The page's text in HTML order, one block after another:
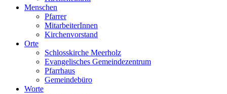
Menschen
Pfarrer
MitarbeiterInnen
Kirchenvorstand
Orte
Schlosskirche Meerholz
Evangelisches Gemeindezentrum
Pfarrhaus
Gemeindebüro
Worte